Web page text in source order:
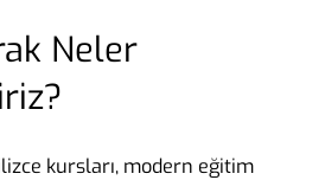
Neler
kursları, modern eğitim